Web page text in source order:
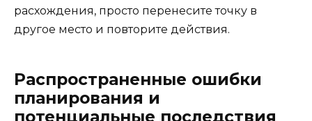
расхождения, просто перенесите точку в
другое место и повторите действия.
Распространенные ошибки
планирования и
потенциальные последствия